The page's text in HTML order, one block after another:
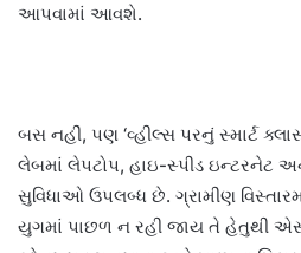
આપવામાં આવશે.
બસ નહીં, પણ ‘વ્હીલ્સ પરનું સ્માર્ટ
લેબમાં લેપટોપ, હાઇ-સ્પીડ ઇન્ટરનેટ અને
સુવિધાઓ ઉપલબ્ધ છે. ગ્રામીણ
યુગમાં પાછળ ન રહી જાય તે હેતુથી